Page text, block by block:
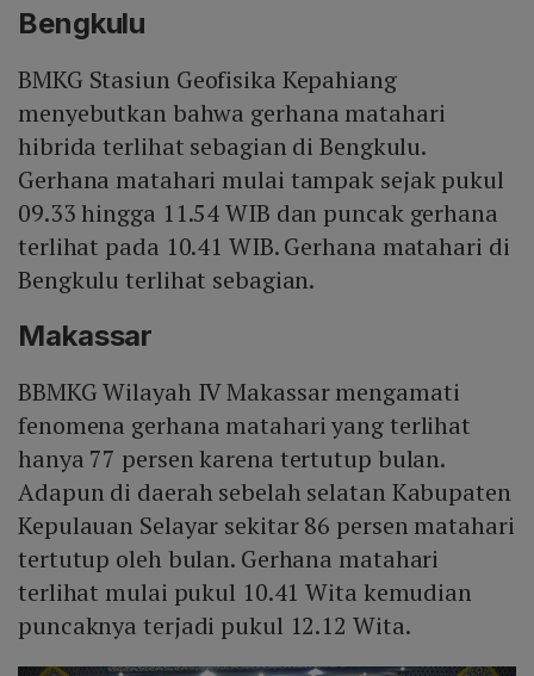
Bengkulu
BMKG Stasiun Geofisika Kepahiang
menyebutkan bahwa gerhana matahari
hibrida terlihat sebagian di Bengkulu.
Gerhana matahari mulai tampak sejak pukul
09.33 hingga 11.54 WIB dan puncak gerhana
terlihat pada 10.41 WIB. Gerhana matahari di
Bengkulu terlihat sebagian.
Makassar
BBMKG Wilayah IV Makassar mengamati
fenomena gerhana matahari yang terlihat
hanya 77 persen karena tertutup bulan.
Adapun di daerah sebelah selatan Kabupaten
Kepulauan Selayar sekitar 86 persen matahari
tertutup oleh bulan. Gerhana matahari
terlihat mulai pukul 10.41 Wita kemudian
puncaknya terjadi pukul 12.12 Wita.